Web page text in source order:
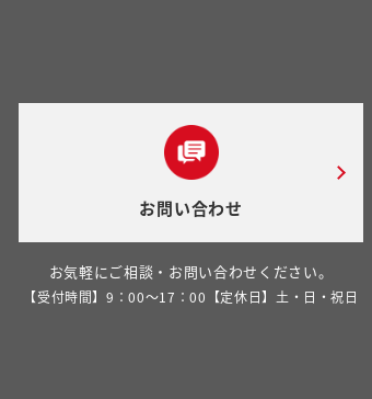
お問い合わせ
お気軽にご相談・お問い合わせください。
【受付時間】9：00～17：00【定休日】土・日・祝日